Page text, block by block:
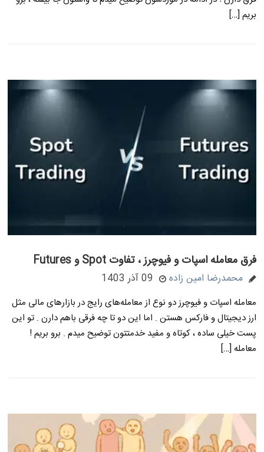
بریم […]
فرق معامله اسپات و فیوچرز ، تفاوت Spot و Futures
محمدرضا امین زاده 09 آذر 1403
معامله اسپات و فیوچرز دو نوع از معامله‌های رایج در بازارهای مالی مثل
ارز دیجیتال و فارکس هستن . اما این دو تا چه فرقی باهم دارن . تو این
پست خیلی ساده ، کوتاه و مفید خدمتتون توضیح میدم . برو بریم !
معامله […]